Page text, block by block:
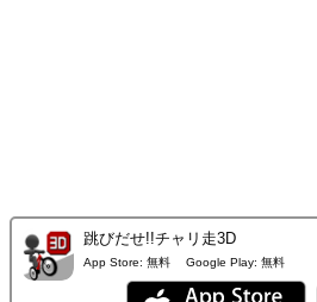
跳びだせ!!チャリ走3D
App Store: 無料 Google Play: 無料